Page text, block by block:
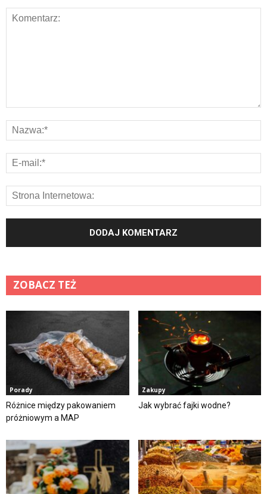
ZOBACZ TEŻ
Porady
Różnice między pakowaniem
próżniowym a MAP
Zakupy
Jak wybrać fajki wodne?